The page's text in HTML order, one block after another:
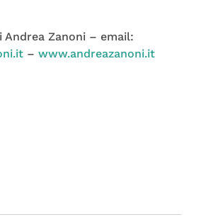
Andrea Zanoni – email:
– www.andreazanoni.it